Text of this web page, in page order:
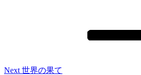
Next 世界の果て